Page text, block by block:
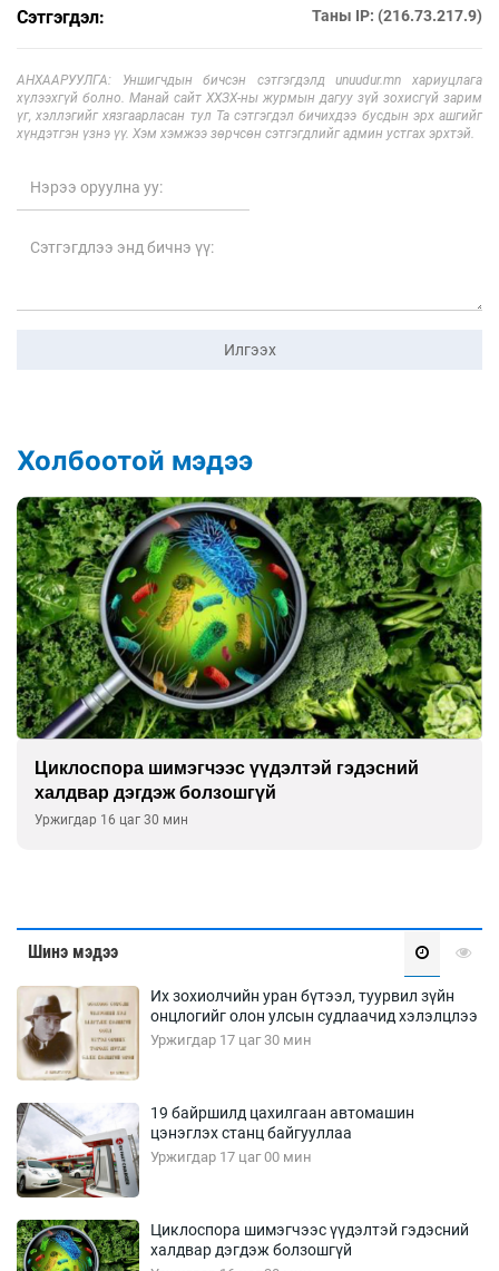
Сэтгэгдэл: Таны IP: (216.73.217.9)
АНХААРУУЛГА: Уншигчдын бичсэн сэтгэгдэлд unuudur.mn хариуцлага
хүлээхгүй болно. Манай сайт ХХЗХ-ны журмын дагуу зүй зохисгүй зарим
үг, хэллэгийг хязгаарласан тул Та сэтгэгдэл бичихдээ бусдын эрх ашгийг
хүндэтгэн үзнэ үү. Хэм хэмжээ зөрчсөн сэтгэгдлийг админ устгах эрхтэй.
Илгээх
Холбоотой мэдээ
Сэтгэцийн эрүүл мэндэд “санаа
улсын хурал зохион байгуулна
Уржигдар 16 цаг 00 мин
Шинэ мэдээ
Их зохиолчийн уран бүтээл, туурвил зүйн
онцлогийг олон улсын судлаачид хэлэлцлээ
Уржигдар 17 цаг 30 мин
19 байршилд цахилгаан автомашин
цэнэглэх станц байгууллаа
Уржигдар 17 цаг 00 мин
Циклоспора шимэгчээс үүдэлтэй гэдэсний
халдвар дэгдэж болзошгүй